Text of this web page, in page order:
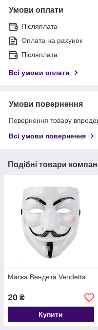
Умови оплати
Післяплата
Оплата на рахунок
Післяплата
Всі умови оплати
Умови повернення
Повернення товару
Всі умови повернення
Подібні товари
Маска Вендета Vendetta
20 ₴
Купити